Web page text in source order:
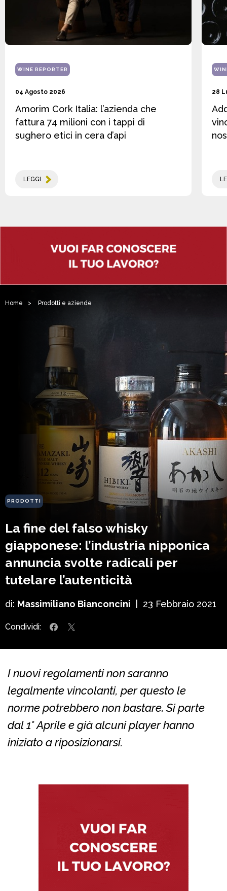
WINE REPORTER
04 Agosto 2026
Amorim Cork Italia: l’azienda che
fattura 74 milioni con i tappi di
sughero etici in cera d’api
LEGGI
28
Home > Prodotti e aziende
PRODOTTI
La fine del falso whisky
giapponese: l’industria nipponica
annuncia svolte radicali per
tutelare l’autenticità
di: Massimiliano Bianconcini 23 Febbraio 2021
Condividi:
I nuovi regolamenti non saranno
legalmente vincolanti, per questo le
norme potrebbero non bastare. Si parte
dal 1° Aprile e già alcuni player hanno
iniziato a riposizionarsi.